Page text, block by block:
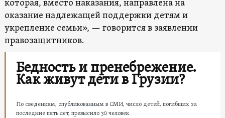
которая, вместо наказания, направлена ​​на
оказание надлежащей поддержки детям и
укрепление семьи», — говорится в заявлении
правозащитников.
Бедность и пренебрежение.
Как живут дети в Грузии?
По сведениям, опубликованным в СМИ, число детей, погибших за
последние пять лет, превысило 30 человек